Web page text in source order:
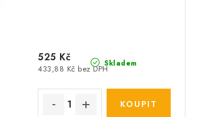
Skladem
433,88 Kč bez DPH
525 Kč